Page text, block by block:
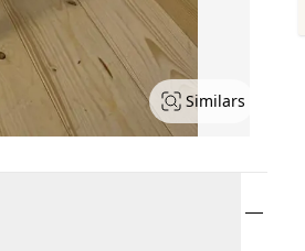
Similars